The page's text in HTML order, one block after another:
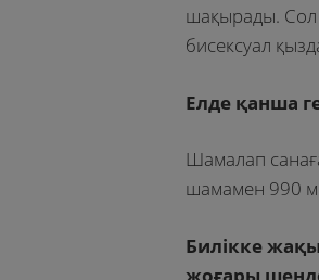
шақырады. Сол
бисексуал
Елде қанша
Шамалап
шамамен 990
Билікке
жоғары